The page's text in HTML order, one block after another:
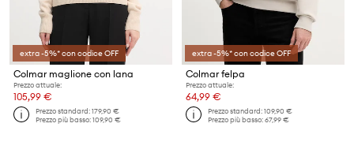
extra -5%* con codice OFF
Colmar maglione con lana
Prezzo attuale:
105,99 €
Prezzo standard:179,90 €
Prezzo più basso:109,90 €
extra -5%* con codice OFF
Colmar felpa
Prezzo attuale:
64,99 €
Prezzo standard:109,90 €
Prezzo più basso:67,99 €